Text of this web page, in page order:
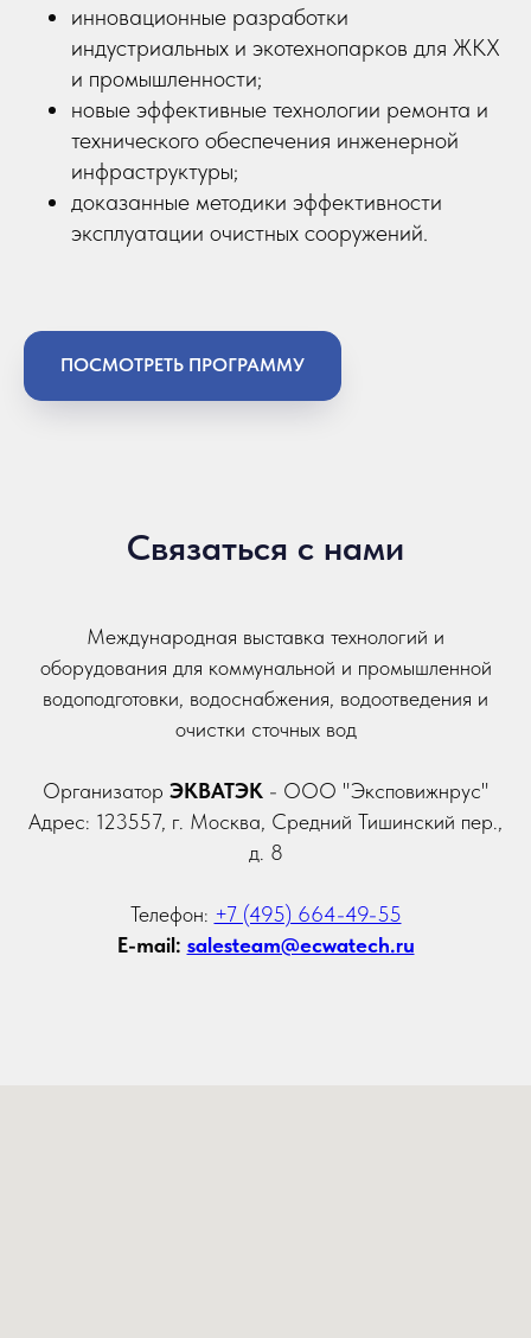
инновационные разработки
индустриальных и экотехнопарков для ЖКХ
и промышленности;
новые эффективные технологии ремонта и
технического обеспечения инженерной
инфраструктуры;
доказанные методики эффективности
эксплуатации очистных сооружений.
ПОСМОТРЕТЬ ПРОГРАММУ
Связаться с нами
Международная выставка технологий и
оборудования для коммунальной и промышленной
водоподготовки, водоснабжения, водоотведения и
очистки сточных вод
Организатор ЭКВАТЭК - ООО "Эксповижнрус"
Адрес: 123557, г. Москва, Средний Тишинский пер.,
д. 8
Телефон: +7 (495) 664-49-55
E-mail: salesteam@ecwatech.ru